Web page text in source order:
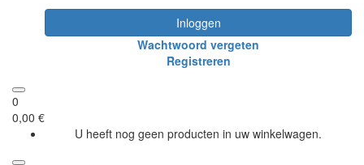
Inloggen
Wachtwoord vergeten
Registreren
0
0,00 €
U heeft nog geen producten in uw winkelwagen.